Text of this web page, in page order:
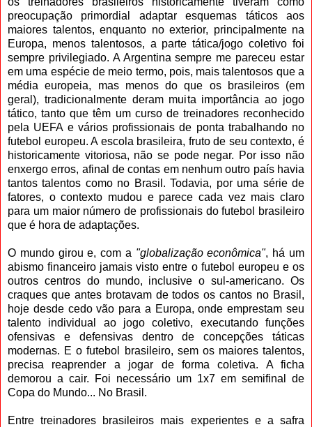
preocupação primordial adaptar esquemas táticos aos
maiores talentos, enquanto no exterior, principalmente na
Europa, menos talentosos, a parte tática/jogo coletivo foi
sempre privilegiado. A Argentina sempre me pareceu estar
em uma espécie de meio termo, pois, mais talentosos que a
média europeia, mas menos do que os brasileiros (em
geral), tradicionalmente deram muita importância ao jogo
tático, tanto que têm um curso de treinadores reconhecido
pela UEFA e vários profissionais de ponta trabalhando no
futebol europeu. A escola brasileira, fruto de seu contexto, é
historicamente vitoriosa, não se pode negar. Por isso não
enxergo erros, afinal de contas em nenhum outro país havia
tantos talentos como no Brasil. Todavia, por uma série de
fatores, o contexto mudou e parece cada vez mais claro
para um maior número de profissionais do futebol brasileiro
que é hora de adaptações.
O mundo girou e, com a "globalização econômica", há um
abismo financeiro jamais visto entre o futebol europeu e os
outros centros do mundo, inclusive o sul-americano. Os
craques que antes brotavam de todos os cantos no Brasil,
hoje desde cedo vão para a Europa, onde emprestam seu
talento individual ao jogo coletivo, executando funções
ofensivas e defensivas dentro de concepções táticas
modernas. E o futebol brasileiro, sem os maiores talentos,
precisa reaprender a jogar de forma coletiva. A ficha
demorou a cair. Foi necessário um 1x7 em semifinal de
Copa do Mundo... No Brasil.
Entre treinadores brasileiros mais experientes e a safra